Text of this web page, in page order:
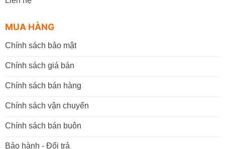
MUA HÀNG
Chính sách bảo mật
Chính sách giá bán
Chính sách bán hàng
Chính sách vận chuyển
Chính sách bán buôn
Bảo hành - Đổi trả